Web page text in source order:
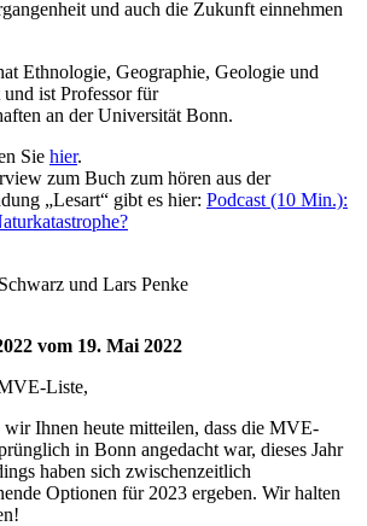
und auch die Zukunft einnehmen
Ethnologie, Geographie, Geologie und
ist Professor für
an der Universität Bonn.
Sie hier.
zum Buch zum hören aus der
„Lesart“ gibt es hier: Podcast (10 Min.):
und Lars Penke
vom 19. Mai 2022
Liste,
wir Ihnen heute mitteilen, dass die MVE-
in Bonn angedacht war, dieses Jahr
haben sich zwischenzeitlich
Optionen für 2023 ergeben. Wir halten